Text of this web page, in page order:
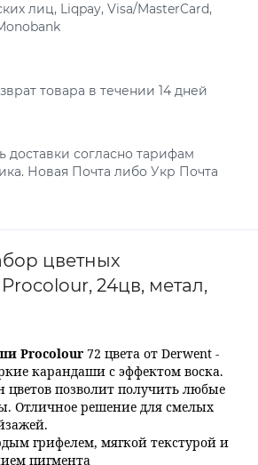
лиц, Liqpay, Visa/MasterCard,
товара в течении 14 дней
доставки согласно тарифам
Новая Почта либо Укр Почта
цветных
24цв, метал,
Procolour 72 цвета от Derwent -
карандаши с эффектом воска.
позволит получить любые
Отличное решение для смелых
грифелем, мягкой текстурой и
пигмента